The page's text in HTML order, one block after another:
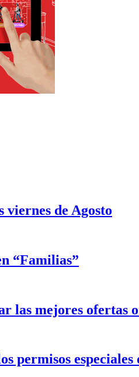
viernes de Agosto
“Familias”
las mejores ofertas
permisos especiales